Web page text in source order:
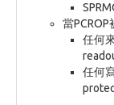
當
任何
任何